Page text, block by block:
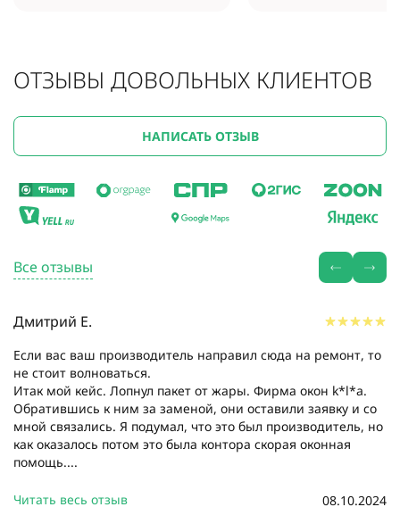
ОТЗЫВЫ ДОВОЛЬНЫХ КЛИЕНТОВ
НАПИСАТЬ ОТЗЫВ
Все отзывы
Дмитрий Е.
Если вас ваш производитель направил сюда на ремонт, то
не стоит волноваться.
Итак мой кейс. Лопнул пакет от жары. Фирма окон k*l*a.
Обратившись к ним за заменой, они оставили заявку и со
мной связались. Я подумал, что это был производитель, но
как оказалось потом это была контора скорая оконная
помощь....
Читать весь отзыв 08.10.2024